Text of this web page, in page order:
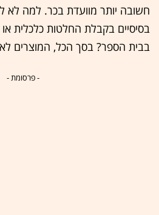
חשובה יותר מוועדת בכר. למה לא
בסיסיים בקבלת החלטות כלכלית או
בבית הספר? בסך הכל, המוצרים לא
- פרסומת -